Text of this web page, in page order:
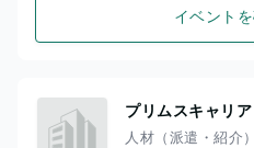
イベント
プリムスキャリア
人材（派遣・紹介）